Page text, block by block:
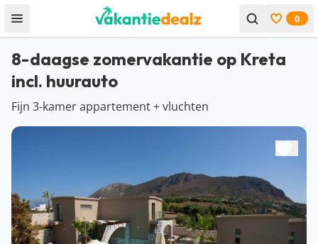
Open menu Bekijk
0
8-daagse zomervakantie op Kreta
incl. huurauto
Fijn 3-kamer appartement + vluchten